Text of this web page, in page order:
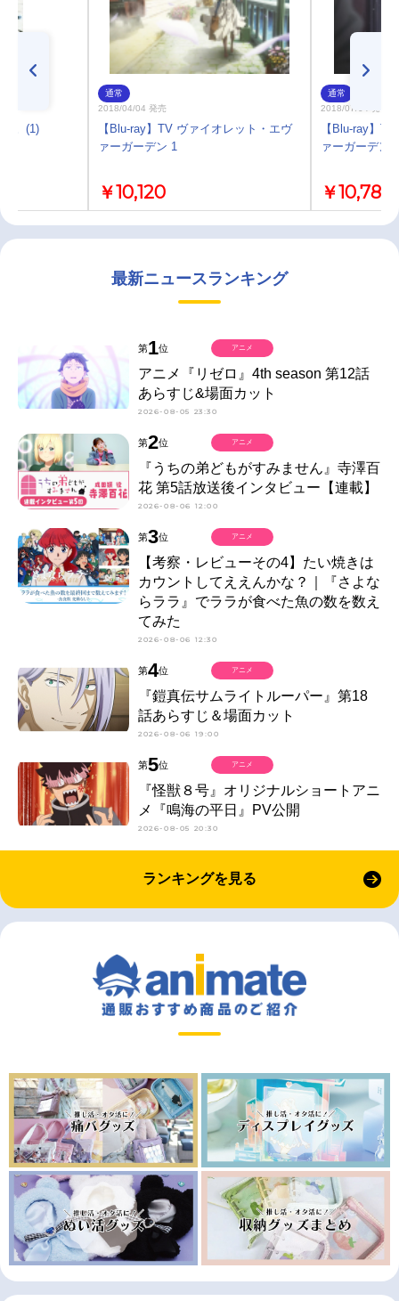
。(1)
通常
2018/04/04 発売
【Blu-ray】TV ヴァイオレット・エヴ
ァーガーデン 1
￥10,120
通常
2018/07/04 発売
【Blu-ray】
ァーガーデン 4
￥10,780
最新ニュースランキング
第1位
アニメ『リゼロ』4th season 第12話
あらすじ&場面カット
2026-08-05 23:30
アニメ
第2位
『うちの弟どもがすみません』寺澤百
花 第5話放送後インタビュー【連載】
2026-08-06 12:00
アニメ
第3位
【考察・レビューその4】たい焼きは
カウントしてええんかな？｜『さよな
らララ』でララが食べた魚の数を数え
てみた
2026-08-06 12:30
アニメ
第4位
『鎧真伝サムライトルーパー』第18
話あらすじ＆場面カット
2026-08-06 19:00
アニメ
第5位
『怪獣８号』オリジナルショートアニ
メ『鳴海の平日』PV公開
2026-08-05 20:30
アニメ
ランキングを見る